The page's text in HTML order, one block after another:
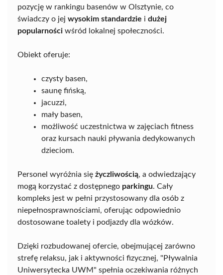
pozycję w rankingu basenów w Olsztynie, co
świadczy o jej wysokim standardzie i dużej
popularności wśród lokalnej społeczności.
Obiekt oferuje:
czysty basen,
saunę fińską,
jacuzzi,
mały basen,
możliwość uczestnictwa w zajęciach fitness
oraz kursach nauki pływania dedykowanych
dzieciom.
Personel wyróżnia się życzliwością, a odwiedzający
mogą korzystać z dostępnego parkingu. Cały
kompleks jest w pełni przystosowany dla osób z
niepełnosprawnościami, oferując odpowiednio
dostosowane toalety i podjazdy dla wózków.
Dzięki rozbudowanej ofercie, obejmującej zarówno
strefę relaksu, jak i aktywności fizycznej, "Pływalnia
Uniwersytecka UWM" spełnia oczekiwania różnych